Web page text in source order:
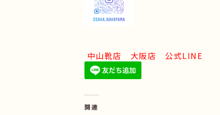
中山靴店 大阪店 公式LINE
関連